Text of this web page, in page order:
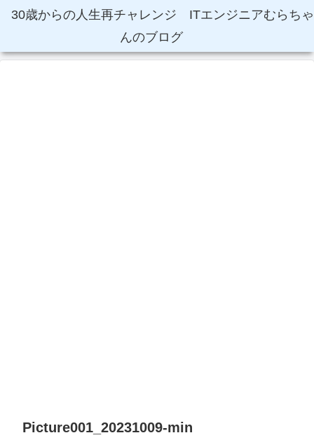
30歳からの人生再チャレンジ ITエンジニアむらちゃ
んのブログ
Picture001_20231009-min